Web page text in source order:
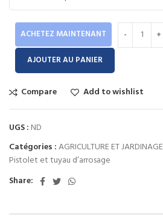
ACHETEZ MAINTENANT
AJOUTER AU PANIER
Compare Add to wishlist
UGS : ND
Catégories :AGRICULTURE ET JARDINAGE
Pistolet et tuyau d’arrosage
Share: